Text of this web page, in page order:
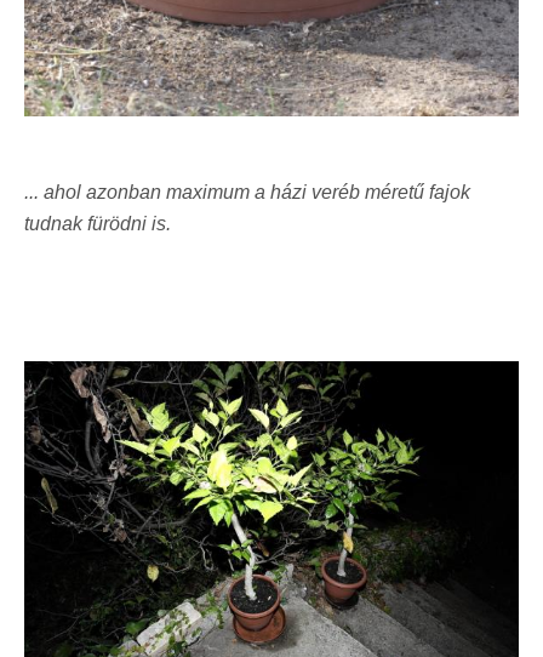
... ahol azonban maximum a házi veréb méretű fajok
tudnak fürödni is.